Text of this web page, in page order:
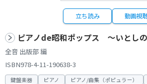
立ち読み 動画視
ピアノde昭和ポップス ～いとし
全音 出版部 編
ISBN978-4-11-190638-3
鍵盤楽器 ピアノ ピアノ/曲集（ポピュラー）